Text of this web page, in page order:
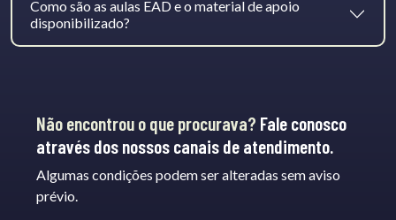
Como são as aulas EAD e o material de apoio
disponibilizado?
Não encontrou o que procurava? Fale conosco
através dos nossos canais de atendimento.
Algumas condições podem ser alteradas sem aviso
prévio.